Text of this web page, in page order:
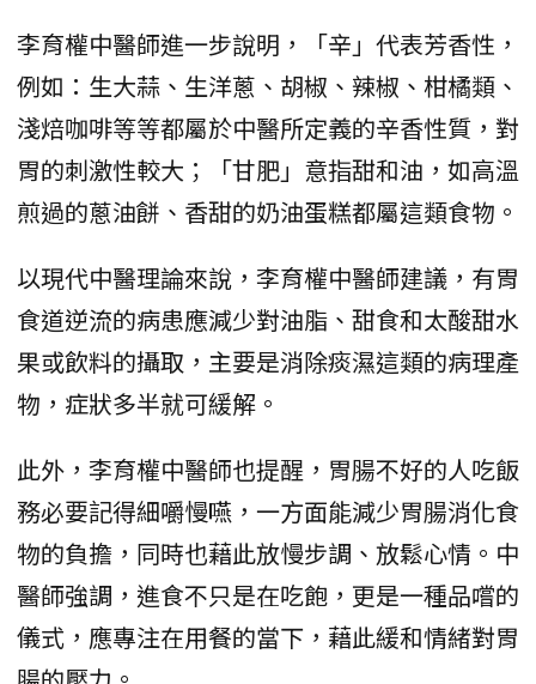
李育權中醫師進一步說明，「辛」代表芳香性，
例如：生大蒜、生洋蔥、胡椒、辣椒、柑橘類、
淺焙咖啡等等都屬於中醫所定義的辛香性質，對
胃的刺激性較大；「甘肥」意指甜和油，如高溫
煎過的蔥油餅、香甜的奶油蛋糕都屬這類食物。
以現代中醫理論來說，李育權中醫師建議，有胃
食道逆流的病患應減少對油脂、甜食和太酸甜水
果或飲料的攝取，主要是消除痰濕這類的病理產
物，症狀多半就可緩解。
此外，李育權中醫師也提醒，胃腸不好的人吃飯
務必要記得細嚼慢嚥，一方面能減少胃腸消化食
物的負擔，同時也藉此放慢步調、放鬆心情。中
醫師強調，進食不只是在吃飽，更是一種品嚐的
儀式，應專注在用餐的當下，藉此緩和情緒對胃